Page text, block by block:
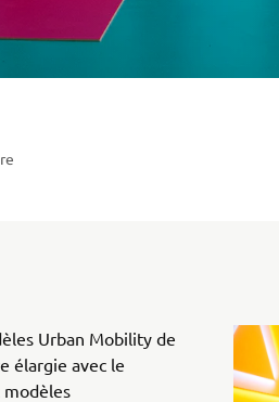
Urban Mobility de
élargie avec le
modèles